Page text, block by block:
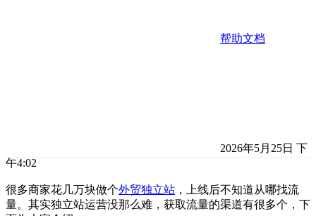
帮助文档
2026年5月25日 下
午4:02
很多商家花几万块做个外贸独立站 ，上线后不知道从哪找流
量。其实独立站运营没那么难，获取流量的渠道有很多个，下